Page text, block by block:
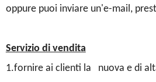
oppure puoi inviare un'e-mail,
Servizio di vendita
1.fornire ai clienti la nuova e di